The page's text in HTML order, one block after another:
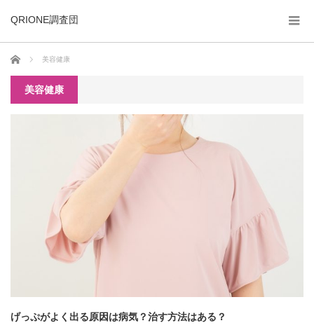
QRIONE調査団
ホーム 美容健康
美容健康
げっぷがよく出る原因は病気？治す方法はある？